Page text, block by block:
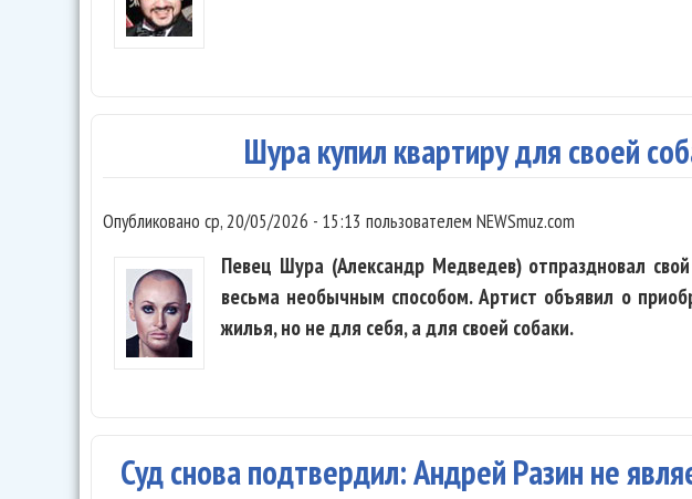
Шура купил квартиру для своей
Опубликовано ср, 20/05/2026 - 15:13 пользователем NEWSmuz.com
Певец Шура (Александр Медведев) отпраздновал
весьма необычным способом. Артист объявил о
жилья, но не для себя, а для своей собаки.
Суд снова подтвердил: Андрей Разин не